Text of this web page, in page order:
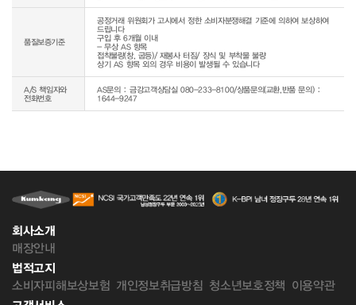
품질보증기준
공정거래 위원회가 고시에서 정한 소비자분쟁해결 기준에 의하여 보상하여
드립니다
구입 후 6개월 이내
- 무상 AS 항목
접착불량(창, 굽등)/ 재봉사 터짐/ 장식 및 부착물 불량
상기 AS 항목 외의 경우 비용이 발생될 수 있습니다
A/S 책임자와
전화번호
AS문의 : 금강고객상담실 080-233-8100/상품문의(교환,반품 문의) :
1644-9247
회사소개
매장안내
법적고지
소비자피해보상보험 개인정보취급방침 청소년보호정책 이용약관